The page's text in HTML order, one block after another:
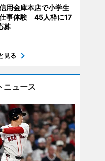
用金庫本店で小学生
事体験 45人枠に17
募
見る
ニュース